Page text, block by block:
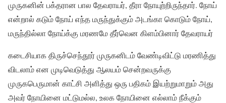
முருகனின் பக்தரான பால தேவராயர், தீரா நோயுற்றிருந்தார். நோய்
என்றால் கடும் நோய் எந்த மருந்துக்கும் அடங்கா கொடும் நோய்,
மருந்தில்லா நோய்க்கு மரணமே தீர்வென கிளம்பினார் தேவராயர்
கடைசியாக திருச்செந்தூர் முருகனிடம் வேண்டிவிட்டு மரணித்து
விடலாம் என முடிவெடுத்து ஆலயம் சென்றவருக்கு
முருகபெருமான் காட்சி அளித்து ஒரு பதிகம் இயற்றுமாறும் அது
அவர் நோயினை மட்டுமல்ல, உலக நோயினை எல்லாம் நீக்கும்